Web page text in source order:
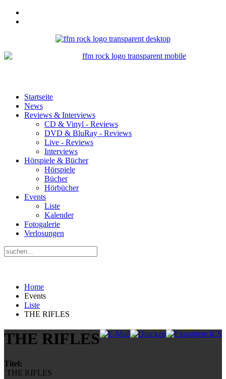
Startseite
News
Reviews & Interviews
CD & Vinyl - Reviews
DVD & BluRay - Reviews
Live - Reviews
Interviews
Hörspiele & Bücher
Hörspiele
Bücher
Hörbücher
Events
Liste
Kalender
Fotogalerie
Verlosungen
Home
Events
Liste
THE RIFLES
THE RIFLES
Titel:
THE RIFLES